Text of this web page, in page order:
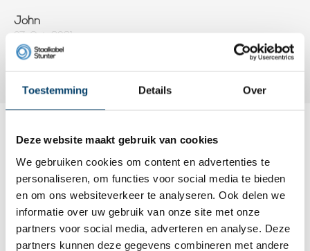
Toestemming Details Over
Deze website maakt gebruik van cookies
We gebruiken cookies om content en advertenties te
personaliseren, om functies voor social media te bieden
en om ons websiteverkeer te analyseren. Ook delen we
informatie over uw gebruik van onze site met onze
partners voor social media, adverteren en analyse. Deze
partners kunnen deze gegevens combineren met andere
John
07, Oct, 2021
Mooie kwaliteit, en lekker soepel.
Dit wordt ‘m